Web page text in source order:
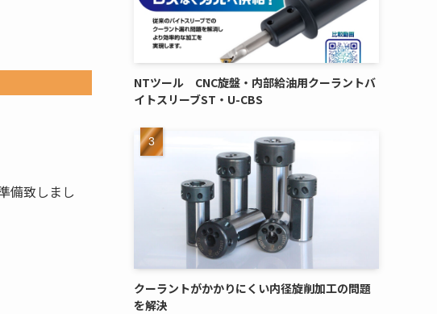
備致しまし
NTツール CNC旋盤・内部給油用クーラントバ
イトスリーブST・U-CBS
クーラントがかかりにくい内径旋削加工の問題
を解決